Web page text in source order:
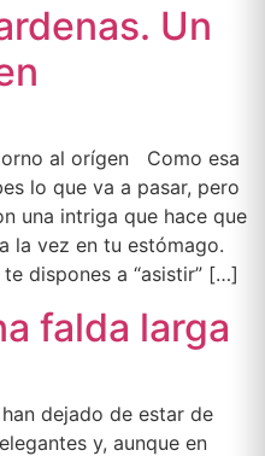
Un
al orígen Como esa
lo que va a pasar, pero
una intriga que hace que
la vez en tu estómago.
dispones a “asistir” […]
falda larga
dejado de estar de
y, aunque en